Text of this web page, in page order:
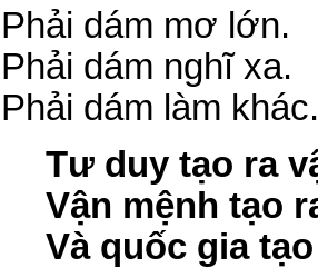
Phải dám mơ lớn.
Phải dám nghĩ xa.
Phải dám làm khác.
Tư duy tạo ra
Vận mệnh tạo
Và quốc gia